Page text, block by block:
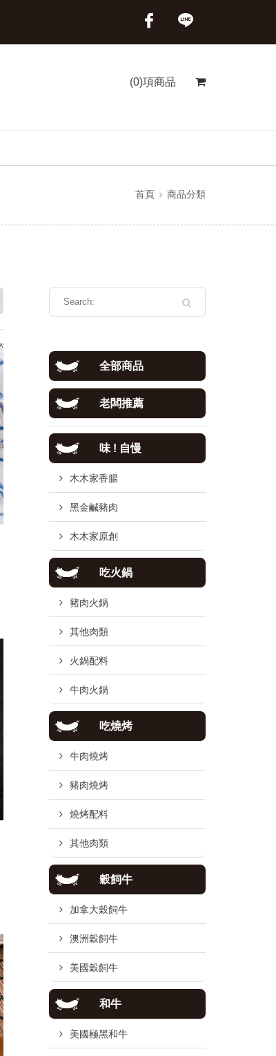
(0)項商品
首頁 商品分類
全部商品
老闆推薦
味 ! 自慢
木木家香腸
黑金鹹豬肉
木木家原創
吃火鍋
豬肉火鍋
其他肉類
火鍋配料
牛肉火鍋
吃燒烤
牛肉燒烤
豬肉燒烤
燒烤配料
其他肉類
穀飼牛
加拿大穀飼牛
澳洲穀飼牛
美國穀飼牛
和牛
美國極黑和牛